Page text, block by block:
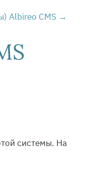
Albireo CMS
системы. На